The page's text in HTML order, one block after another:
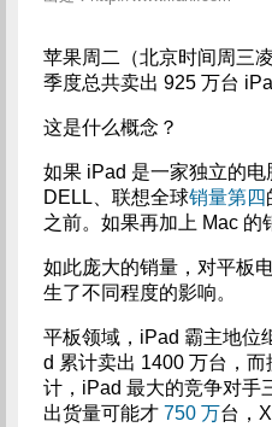
苹果周二（北京时间周三
季度总共卖出 925 万台
这是什么概念？
如果 iPad 是一家独立的电
DELL、联想全球销量第四
之前。如果再加上 Mac 的
如此庞大的销量，对平板
生了不同程度的影响。
平板领域，iPad 霸主地位
d 累计卖出 1400 万台，
计，iPad 最大的竞争对手
出货量可能才 750 万台，